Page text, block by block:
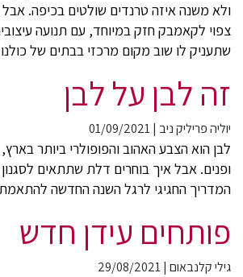
צפוי לקאמבק חזק במיוחד, עם תנועה
שתעניק לו שוב מקום מרכזי בבתים של כולנו
זה לבן על לבן
יוליה פריליק ניב |
01/09/2021
לבן הוא הצבע האהוב והפופולרי ביותר
ופנים. אבל איך בוחרים דלת שתתאים
המדריך החגיגי לרגל השנה החדשה
פותחים עידן חדש
גילי קלנבאום |
29/08/2021